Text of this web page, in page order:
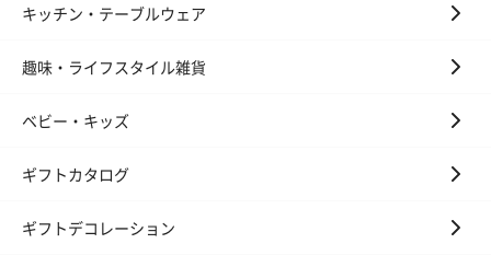
ンク）（1,760円）
ワイト）（
キッチン・テーブルウェア
趣味・ライフスタイル雑貨
ベビー・キッズ
ギフトカタログ
ギフトデコレーション